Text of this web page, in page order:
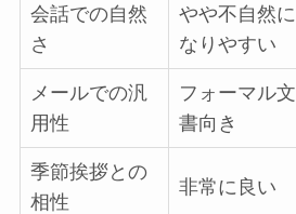
会話での自然
さ
やや不自然に
なりやすい
メールでの汎
用性
フォーマル文
書向き
季節挨拶との
相性
非常に良い